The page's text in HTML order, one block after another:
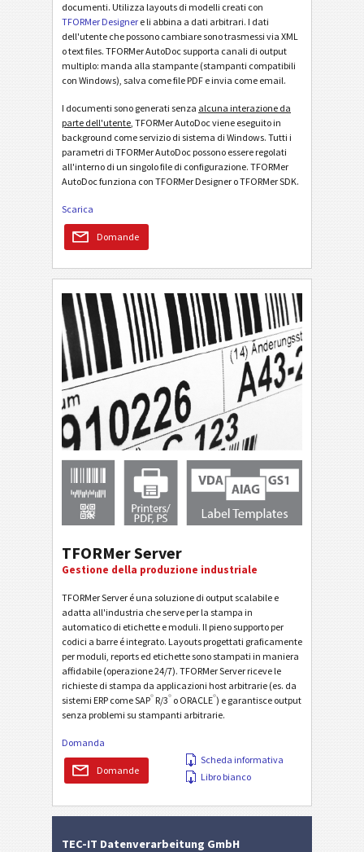
documenti. Utilizza layouts di modelli creati con
TFORMer Designer e li abbina a dati arbitrari. I dati
dell'utente che possono cambiare sono trasmessi via XML
o text files. TFORMer AutoDoc supporta canali di output
multiplo: manda alla stampante (stampanti compatibili
con Windows), salva come file PDF e invia come email.
I documenti sono generati senza alcuna interazione da
parte dell'utente, TFORMer AutoDoc viene eseguito in
background come servizio di sistema di Windows. Tutti i
parametri di TFORMer AutoDoc possono essere regolati
all'interno di un singolo file di configurazione. TFORMer
AutoDoc funziona con TFORMer Designer o TFORMer SDK.
Scarica
Domande
TFORMer Server
Gestione della produzione industriale
TFORMer Server é una soluzione di output scalabile e
adatta all'industria che serve per la stampa in
automatico di etichette e moduli. Il pieno supporto per
codici a barre é integrato. Layouts progettati graficamente
per moduli, reports ed etichette sono stampati in maniera
affidabile (operazione 24/7). TFORMer Server riceve le
richieste di stampa da applicazioni host arbitrarie (es. da
sistemi ERP come SAP® R/3® o ORACLE®) e garantisce output
senza problemi su stampanti arbitrarie.
Domanda
Domande
Scheda informativa
Libro bianco
TEC-IT Datenverarbeitung GmbH